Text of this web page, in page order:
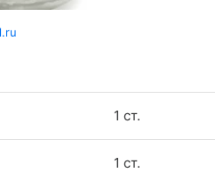
1 ст.
1 ст.